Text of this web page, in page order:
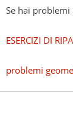
Se hai
ESERCIZI DI
problemi